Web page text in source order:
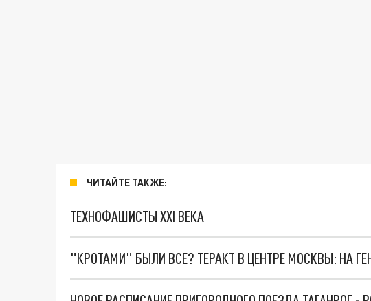
ЧИТАЙТЕ ТАКЖЕ:
ТЕХНОФАШИСТЫ XXI ВЕКА
"КРОТАМИ" БЫЛИ ВСЕ? ТЕРАКТ В ЦЕНТРЕ МОСКВЫ: НА